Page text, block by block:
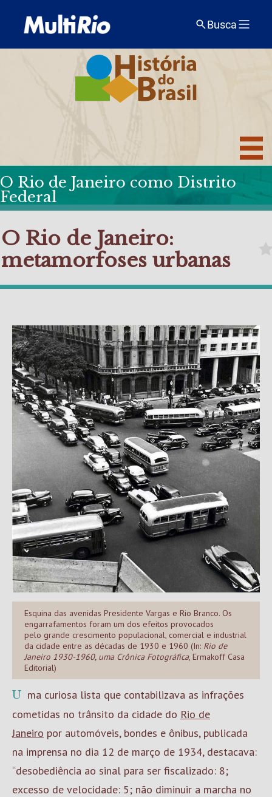
Busca
O Rio de Janeiro como Distrito
Federal
O Rio de Janeiro:
metamorfoses urbanas
Esquina das avenidas Presidente Vargas e Rio Branco. Os
engarrafamentos foram um dos efeitos provocados
pelo grande crescimento populacional, comercial e industrial
da cidade entre as décadas de 1930 e 1960 (In: Rio de
Janeiro 1930-1960, uma Crônica Fotográfica, Ermakoff Casa
Editorial)
Uma curiosa lista que contabilizava as infrações
cometidas no trânsito da cidade do Rio de
Janeiro por automóveis, bondes e ônibus, publicada
na imprensa no dia 12 de março de 1934, destacava:
“desobediência ao sinal para ser fiscalizado: 8;
excesso de velocidade: 5; não diminuir a marcha no